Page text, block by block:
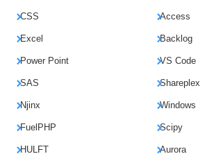
CSS Access
Excel Backlog
Power Point VS Code
SAS Shareplex
Njinx Windows
FuelPHP Scipy
HULFT Aurora